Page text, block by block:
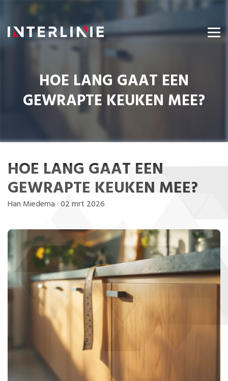
HOE LANG GAAT EEN
GEWRAPTE KEUKEN MEE?
HOE LANG GAAT EEN
GEWRAPTE KEUKEN MEE?
Han Miedema ·02 mrt 2026